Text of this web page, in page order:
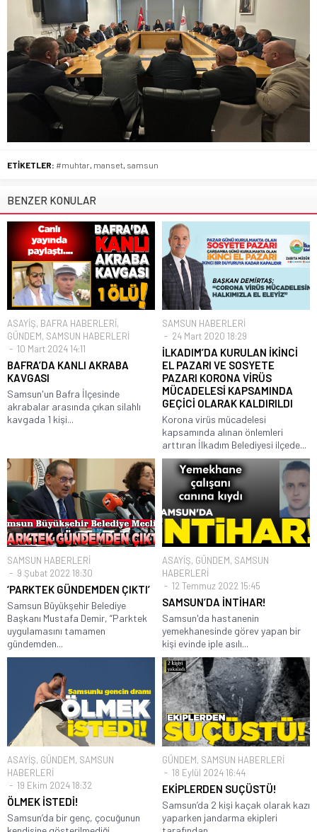
ETİKETLER: #muhtar manset samsun
BENZER KONULAR
ASAYİŞ, BAFRA HABERLERİ,
GÜNDEM, SAMSUN HABERLERİ
10 Mart 2024 14:11
BAFRA’DA KANLI AKRABA
KAVGASI
Samsun'un Bafra İlçesinde
akrabalar arasında çıkan silahlı
kavgada 1 kişi...
SAMSUN HABERLERİ
24 Mart 2020 18:29
İLKADIM’DA KURULAN İKİNCİ
EL PAZARI VE SOSYETE
PAZARI KORONA VİRÜS
MÜCADELESİ KAPSAMINDA
GEÇİCİ OLARAK KALDIRILDI
Korona virüs mücadelesi
kapsamında alınan önlemleri
arttıran İlkadım Belediyesi ilçede...
SAMSUN HABERLERİ
9 Şubat 2022 18:30
‘PARKTEK GÜNDEMDEN ÇIKTI’
Samsun Büyükşehir Belediye
Başkanı Mustafa Demir, “Parktek
uygulamasını tamamen
gündemden...
ASAYİŞ, GÜNDEM, SAMSUN
HABERLERİ
12 Temmuz 2022 15:45
SAMSUN’DA İNTİHAR!
Samsun'da hastanenin
yemekhanesinde görev yapan bir
kişi evinde iple asılı...
ASAYİŞ, GÜNDEM, SAMSUN
HABERLERİ
19 Ekim 2024 18:32
ÖLMEK İSTEDİ!
Samsun’da bir genç, çocuğunun
GÜNDEM, SAMSUN HABERLERİ
18 Eylül 2024 16:44
EKİPLERDEN SUÇÜSTÜ!
Samsun’da 2 kişi kaçak olarak kazı
yaparken jandarma ekipleri